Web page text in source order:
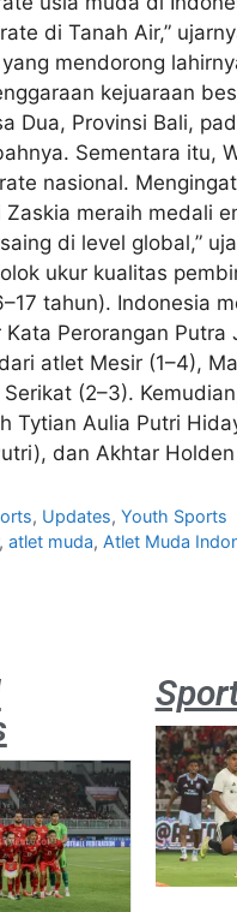
di Tanah Air,”
mendorong
kejuaraan
Dua, Provinsi Bali,
Sementara itu,
nasional.
Zaskia meraih medali
di level global,”
ukur kualitas
tahun). Indonesia
Kata Perorangan
atlet Mesir (1–4),
(2–3).
Tytian Aulia Putri
dan Akhtar
, Updates,Youth Sports
,atlet muda, Atlet Muda